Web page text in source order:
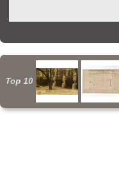
Top 10